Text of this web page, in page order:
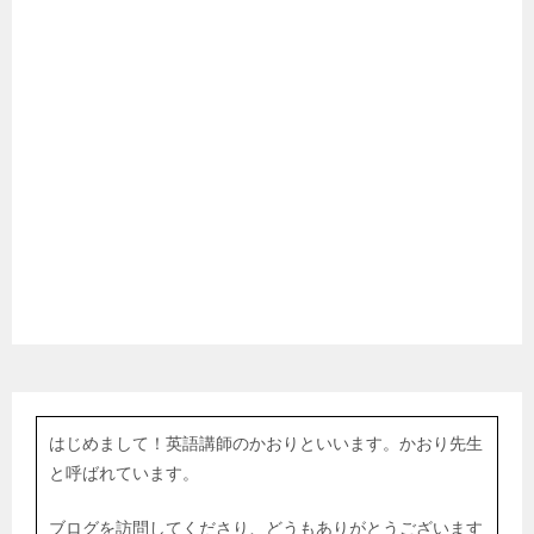
はじめまして！英語講師のかおりといいます。かおり先生
と呼ばれています。
ブログを訪問してくださり、どうもありがとうございます